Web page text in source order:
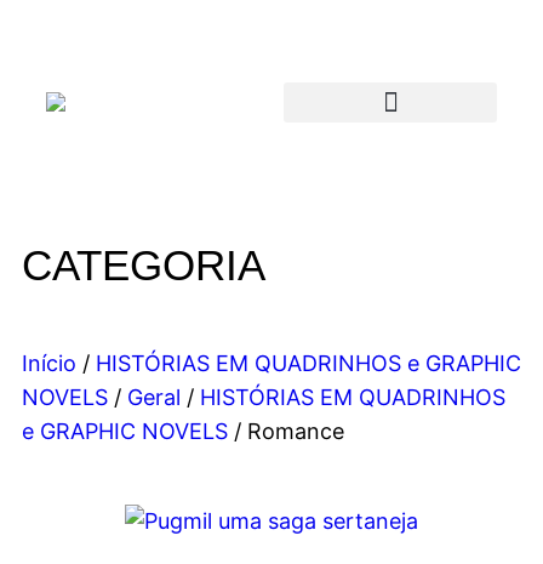
CATEGORIA
Início / HISTÓRIAS EM QUADRINHOS e GRAPHIC
NOVELS / Geral / HISTÓRIAS EM QUADRINHOS
e GRAPHIC NOVELS / Romance